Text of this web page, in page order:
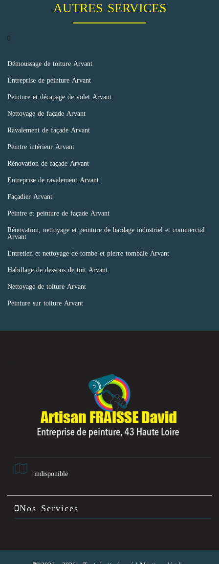
AUTRES SERVICES
Démoussage de toiture Arvant
Entreprise de peinture Arvant
Peinture et décapage de volet Arvant
Nettoyage de façade Arvant
Ravalement de façade Arvant
Peintre intérieur Arvant
Rénovation de façade Arvant
Entreprise de ravalement Arvant
Façadier Arvant
Peintre et peinture de façade Arvant
Rénovation, nettoyage et peinture de bardage industriel et commercial
Arvant
Entretien et nettoyage de tombe et pierre tombale Arvant
Habillage de dessous de toit Arvant
Nettoyage de toiture Arvant
Peinture sur toiture Arvant
indisponible
Nos Services